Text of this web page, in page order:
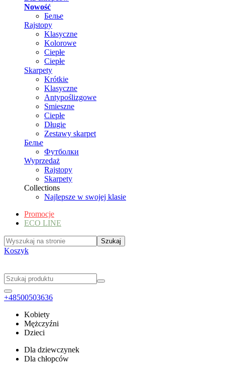
Nowość
Белье
Rajstopy
Klasyczne
Kolorowe
Ciepłe
Ciepłe
Skarpety
Krótkie
Klasyczne
Antypoślizgowe
Smieszne
Ciepłe
Długie
Zestawy skarpet
Белье
Футболки
Wyprzedaż
Rajstopy
Skarpety
Collections
Najlepsze w swojej klasie
Promocje
ECO LINE
Koszyk
+48500503636
Kobiety
Mężczyźni
Dzieci
Dla dziewczynek
Dla chłopców